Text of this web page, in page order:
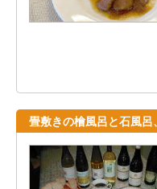
畳敷きの檜風呂と石風呂